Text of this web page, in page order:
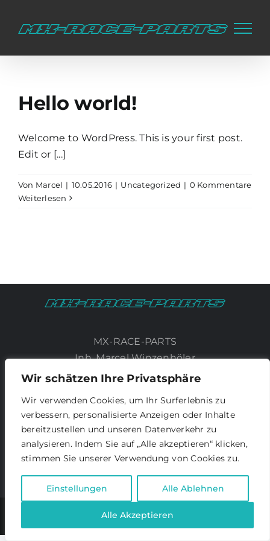
Wir schätzen Ihre Privatsphäre
Wir verwenden Cookies, um Ihr Surferlebnis zu
verbessern, personalisierte Anzeigen oder Inhalte
bereitzustellen und unseren Datenverkehr zu
analysieren. Indem Sie auf „Alle akzeptieren“ klicken,
stimmen Sie unserer Verwendung von Cookies zu.
Einstellungen Alle Ablehnen
Alle Akzeptieren
Inhalt
Hello world!
Welcome to WordPress. This is your first post.
Edit or [...]
Von Marcel | 10.05.2016 | Uncategorized | 0 Kommentare
Weiterlesen
MX-RACE-PARTS
Inh. Marcel Winzenhöler
Oberländerstraße 1
Impressum
Datenschutz
DESIGN CREATOR LUISA| All Rights Reserved